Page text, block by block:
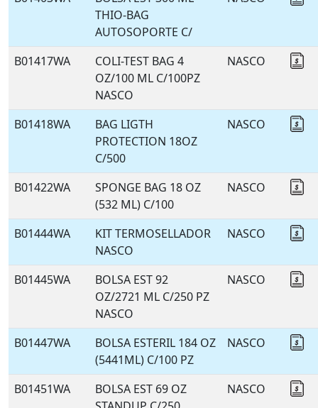
THIO-BAG
AUTOSOPORTE C/
B01417WA
COLI-TEST BAG 4
OZ/100 ML C/100PZ
NASCO
NASCO
B01418WA
BAG LIGTH
PROTECTION 18OZ
C/500
NASCO
B01422WA
SPONGE BAG 18 OZ
(532 ML) C/100
NASCO
B01444WA
KIT TERMOSELLADOR
NASCO
NASCO
B01445WA
BOLSA EST 92
OZ/2721 ML C/250 PZ
NASCO
NASCO
B01447WA
BOLSA ESTERIL 184 OZ
(5441ML) C/100 PZ
NASCO
B01451WA
BOLSA EST 69 OZ
NASCO